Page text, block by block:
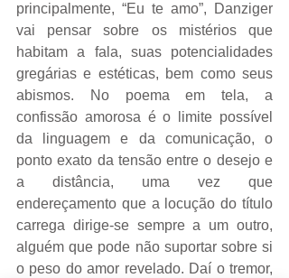
principalmente, “Eu te amo”, Danziger
vai pensar sobre os mistérios que
habitam a fala, suas potencialidades
gregárias e estéticas, bem como seus
abismos. No poema em tela, a
confissão amorosa é o limite possível
da linguagem e da comunicação, o
ponto exato da tensão entre o desejo e
a distância, uma vez que
endereçamento que a locução do título
carrega dirige-se sempre a um outro,
alguém que pode não suportar sobre si
o peso do amor revelado. Daí o tremor,